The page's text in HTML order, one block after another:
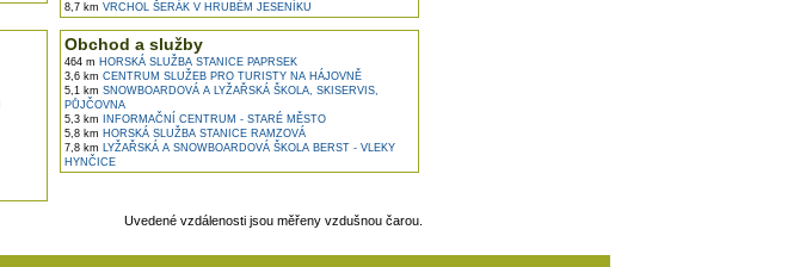
8,7 km VRCHOL ŠERÁK V HRUBÉM JESENÍKU
Obchod a služby
464 m HORSKÁ SLUŽBA STANICE PAPRSEK
3,6 km CENTRUM SLUŽEB PRO TURISTY NA HÁJOVNĚ
5,1 km SNOWBOARDOVÁ A LYŽAŘSKÁ ŠKOLA, SKISERVIS,
PŮJČOVNA
5,3 km INFORMAČNÍ CENTRUM - STARÉ MĚSTO
5,8 km HORSKÁ SLUŽBA STANICE RAMZOVÁ
7,8 km LYŽAŘSKÁ A SNOWBOARDOVÁ ŠKOLA BERST - VLEKY
HYNČICE
Uvedené vzdálenosti jsou měřeny vzdušnou čarou.